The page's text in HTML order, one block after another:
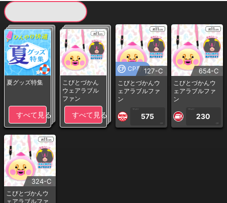
夏グッズ特集
すべて見る
こびとづかん
ウェアラブル
ファン
すべて見る
CP専用127-C
こびとづかんウ
ェアラブルファ
ン
1PLAY
575
CP
654-C
こびとづかんウ
ェアラブルファ
ン
1PLAY
230
CP
324-C
こびとづかんウ
ェアラブルファ